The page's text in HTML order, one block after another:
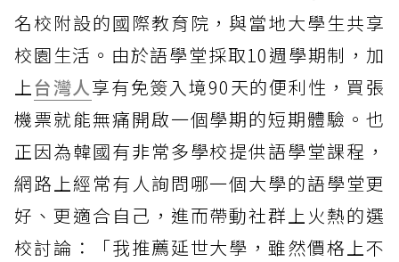
名校附設的國際教育院，與當地大學生共享
校園生活。由於語學堂採取10週學期制，加
上台灣人享有免簽入境90天的便利性，買張
機票就能無痛開啟一個學期的短期體驗。也
正因為韓國有非常多學校提供語學堂課程，
網路上經常有人詢問哪一個大學的語學堂更
好、更適合自己，進而帶動社群上火熱的選
校討論：「我推薦延世大學，雖然價格上不